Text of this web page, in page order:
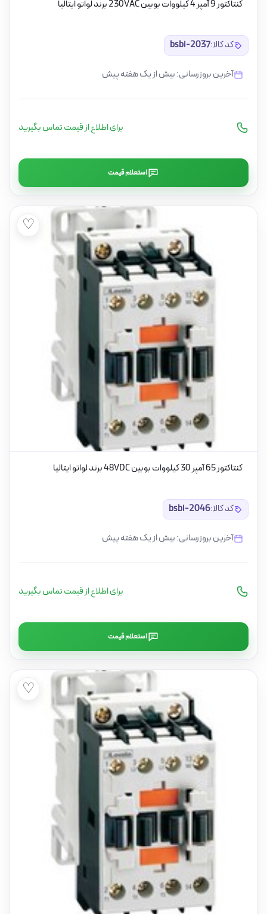
کنتاکتور 9 آمپر 4 کیلووات بوبین 230VAC برند لواتو ایتالیا
کد کالا:bsbi-2037
آخرین بروزرسانی: بیش از یک هفته پیش
برای اطلاع از قیمت تماس بگیرید
استعلام قیمت
♡
کنتاکتور 65 آمپر 30 کیلووات بوبین 48VDC برند لواتو ایتالیا
کد کالا:bsbi-2046
آخرین بروزرسانی: بیش از یک هفته پیش
برای اطلاع از قیمت تماس بگیرید
استعلام قیمت
♡